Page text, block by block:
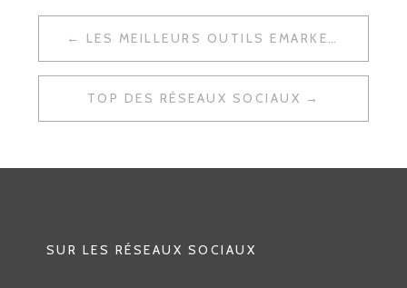
LES MEILLEURS OUTILS EMARKETING POUR RENDRE UNE ENTREPRISE VISIBLE SUR LE WEB
TOP DES RÉSEAUX SOCIAUX
SUR LES RÉSEAUX SOCIAUX